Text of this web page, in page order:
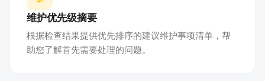
维护优先级摘要
根据检查结果提供优先排序的建议维护事项清单，帮
助您了解首先需要处理的问题。